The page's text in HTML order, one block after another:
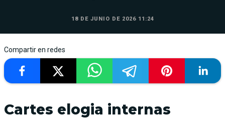
18 DE JUNIO DE 2026 11:24
Compartir en redes
Cartes elogia internas